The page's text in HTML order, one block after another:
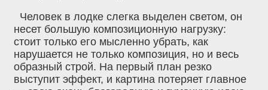
Человек в лодке слегка выделен светом, он
несет большую композиционную нагрузку:
стоит только его мысленно убрать, как
нарушается не только композиция, но и весь
образный строй. На первый план резко
выступит эффект, и картина потеряет главное